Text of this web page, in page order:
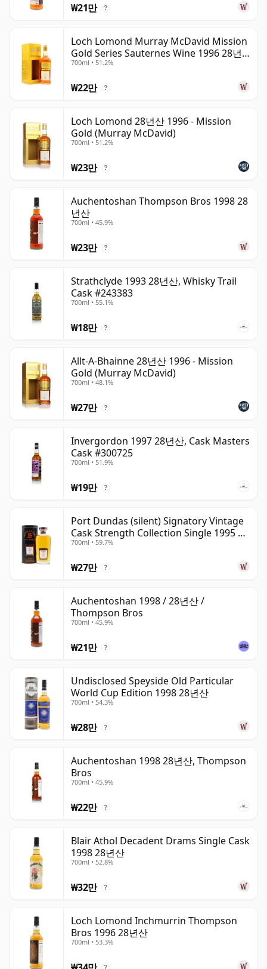
₩21만 ?
Loch Lomond Murray McDavid Mission
Gold Series Sauternes Wine 1996 28년
산
700ml • 51.2%
₩22만 ?
Loch Lomond 28년산 1996 - Mission
Gold (Murray McDavid)
700ml • 51.2%
₩23만 ?
Auchentoshan Thompson Bros 1998 28
년산
700ml • 45.9%
₩23만 ?
Strathclyde 1993 28년산, Whisky Trail
Cask #243383
700ml • 55.1%
₩18만 ?
Allt-A-Bhainne 28년산 1996 - Mission
Gold (Murray McDavid)
700ml • 48.1%
₩27만 ?
Invergordon 1997 28년산, Cask Masters
Cask #300725
700ml • 51.9%
₩19만 ?
Port Dundas (silent) Signatory Vintage
Cask Strength Collection Single 1995 28
년산
700ml • 59.7%
₩27만 ?
Auchentoshan 1998 / 28년산 /
Thompson Bros
700ml • 45.9%
₩21만 ?
Undisclosed Speyside Old Particular
World Cup Edition 1998 28년산
700ml • 54.3%
₩28만 ?
Auchentoshan 1998 28년산, Thompson
Bros
700ml • 45.9%
₩22만 ?
Blair Athol Decadent Drams Single Cask
1998 28년산
700ml • 52.8%
₩32만 ?
Loch Lomond Inchmurrin Thompson
Bros 1996 28년산
700ml • 53.3%
?